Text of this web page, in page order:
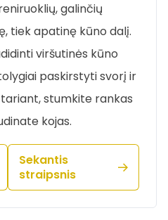
galinčių
tiek apatinę kūno dalį.
viršutinės kūno
paskirstyti svorį ir
stumkite rankas
kojas.
Sekantis
straipsnis